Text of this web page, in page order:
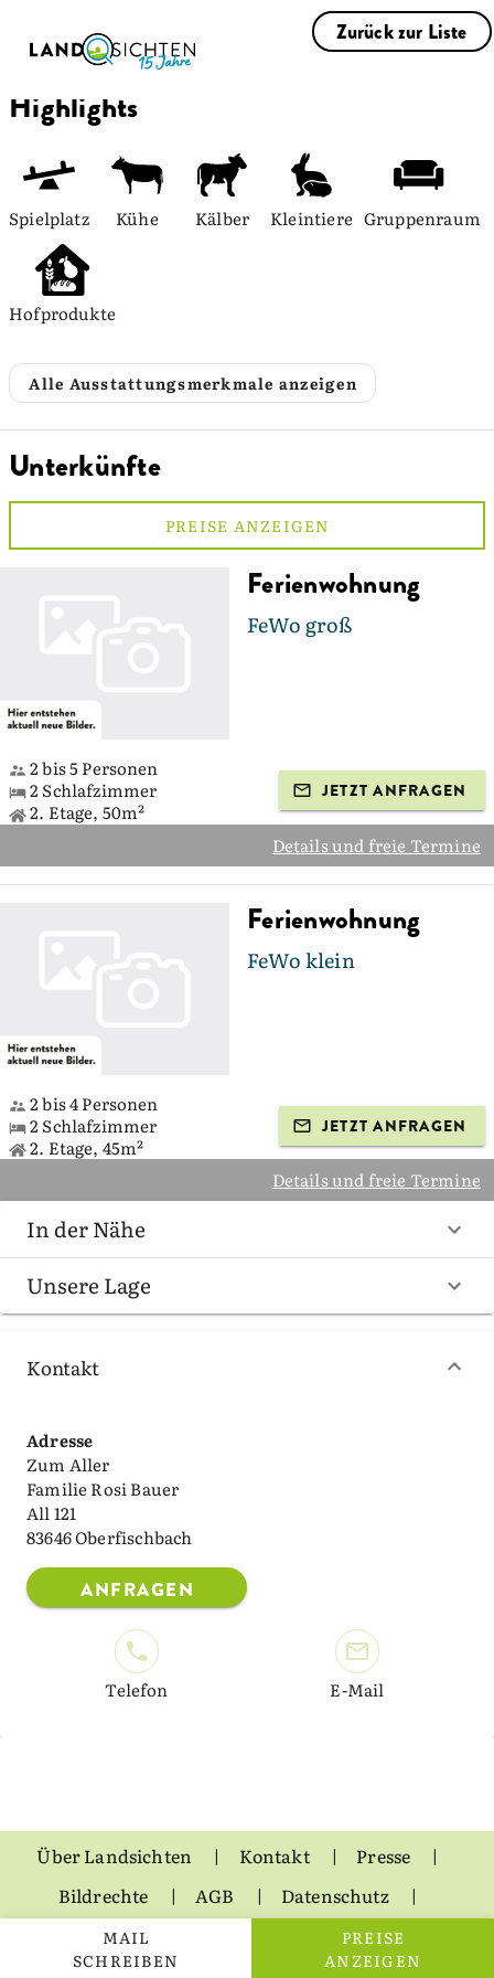
Zurück zur Liste
MAIL
SCHREIBEN
PREISE
ANZEIGEN
Highlights
Spielplatz Kühe Kälber Kleintiere Gruppenraum
Hofprodukte
Alle Ausstattungsmerkmale anzeigen
Unterkünfte
PREISE ANZEIGEN
Ferienwohnung
FeWo groß
2 bis 5 Personen
2 Schlafzimmer
2. Etage, 50m²
JETZT ANFRAGEN
Details und freie Termine
Ferienwohnung
FeWo klein
2 bis 4 Personen
2 Schlafzimmer
2. Etage, 45m²
JETZT ANFRAGEN
Details und freie Termine
In der Nähe
Unsere Lage
Kontakt
Adresse
Zum Aller
Familie Rosi Bauer
All 121
83646 Oberfischbach
ANFRAGEN
Telefon E-Mail
Über Landsichten Kontakt
Presse
Bildrechte
AGB
Datenschutz